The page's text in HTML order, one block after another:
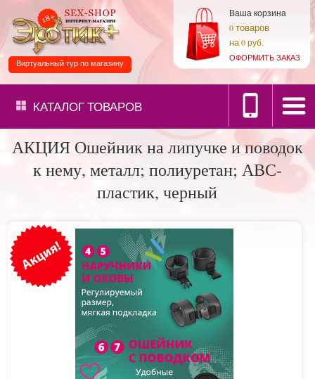
Ваша корзина
0товаров
на0 руб.
ОФОРМИТЬ ЗАКАЗ
Виртуальный тур по магазину
КАТАЛОГТОВАРОВ
АКЦИЯ Ошейник на липучке и поводок
к нему, металл; полиуретан; АВС-
пластик, черный